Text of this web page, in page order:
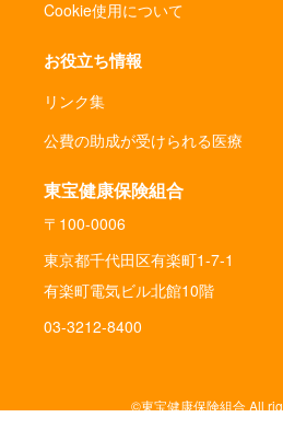
Cookie使用について
お役立ち情報
リンク集
公費の助成が受けられる医療
東宝健康保険組合
〒100-0006
東京都千代田区有楽町1-7-1
有楽町電気ビル北館10階
03-3212-8400
©東宝健康保険組合 All